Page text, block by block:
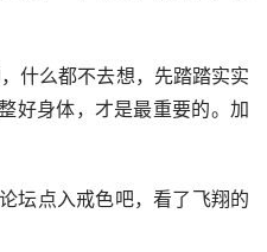
什么都不去想，先踏踏实实
好身体，才是最重要的。加
坛点入戒色吧，看了飞翔的